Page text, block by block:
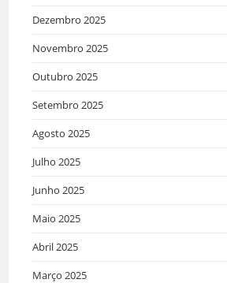
Dezembro 2025
Novembro 2025
Outubro 2025
Setembro 2025
Agosto 2025
Julho 2025
Junho 2025
Maio 2025
Abril 2025
Março 2025